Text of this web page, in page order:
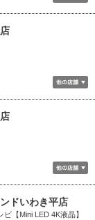
ドいわき平店
【Mini LED 4K液晶】